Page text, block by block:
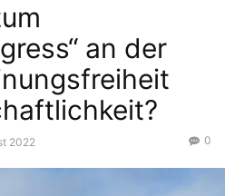
an der
2022 0